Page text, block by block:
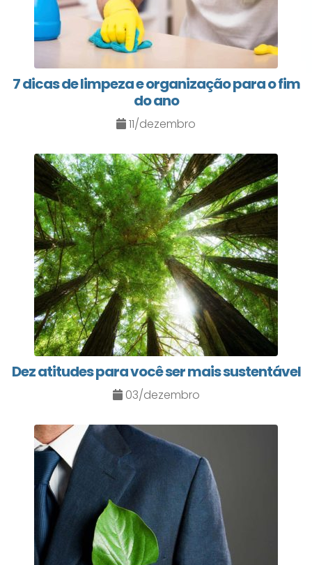
7 dicas de limpeza e organização para o fim
do ano
11/dezembro
Dez atitudes para você ser mais sustentável
03/dezembro